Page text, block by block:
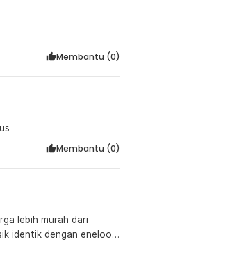
Membantu (0)
Membantu (0)
lebih murah dari
identik dengan eneloop
full di 2500 mah, knp ga